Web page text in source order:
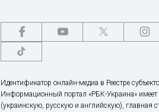
Идентификатор онлайн-медиа в Реестре
Информационный портал «РБК-Украина»
(украинскую, русскую и английскую), главная